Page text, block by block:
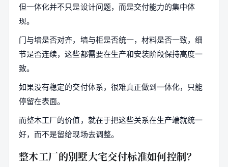
但一体化并不只是设计问题，而是交付能力的集中体
现。
门与墙是否对齐，墙与柜是否统一，材料是否一致，细
节是否连续，这些都需要在生产和安装阶段保持高度一
致。
如果没有稳定的交付体系，很难真正做到一体化，只能
停留在表面。
而整木工厂的价值，就在于把这些关系在生产端就统一
好，而不是留给现场去调整。
整木工厂的别墅大宅交付标准如何控制？